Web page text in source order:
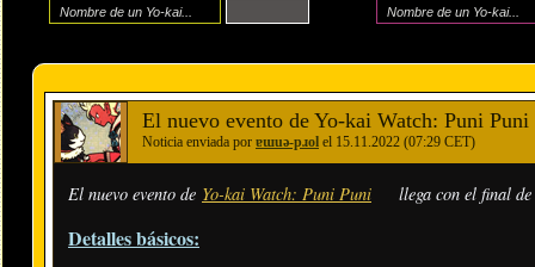
El nuevo evento de Yo-kai Watch: Puni
Noticia enviada por ɐɯuǝ-pɹol el 15.11.2022 (07:29 CET)
El nuevo evento de Yo-kai Watch: Puni Puni llega con el final
Detalles básicos: